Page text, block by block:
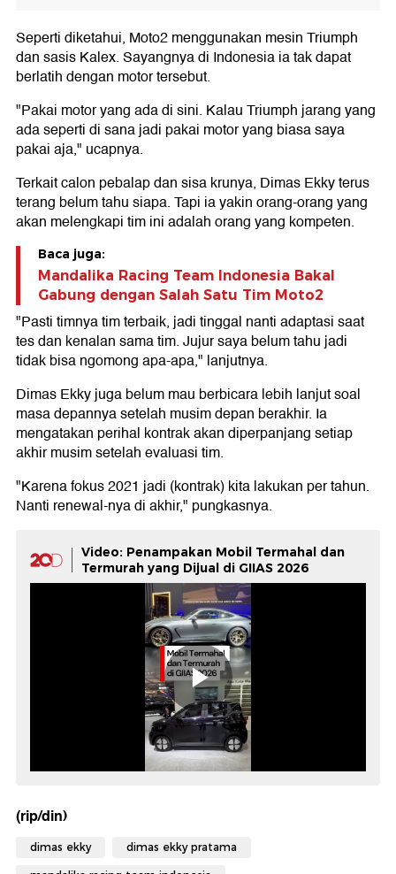
Seperti diketahui, Moto2 menggunakan mesin Triumph
dan sasis Kalex. Sayangnya di Indonesia ia tak dapat
berlatih dengan motor tersebut.
"Pakai motor yang ada di sini. Kalau Triumph jarang yang
ada seperti di sana jadi pakai motor yang biasa saya
pakai aja," ucapnya.
Terkait calon pebalap dan sisa krunya, Dimas Ekky terus
terang belum tahu siapa. Tapi ia yakin orang-orang yang
akan melengkapi tim ini adalah orang yang kompeten.
Baca juga:
Mandalika Racing Team Indonesia Bakal
Gabung dengan Salah Satu Tim Moto2
"Pasti timnya tim terbaik, jadi tinggal nanti adaptasi saat
tes dan kenalan sama tim. Jujur saya belum tahu jadi
tidak bisa ngomong apa-apa," lanjutnya.
Dimas Ekky juga belum mau berbicara lebih lanjut soal
masa depannya setelah musim depan berakhir. Ia
mengatakan perihal kontrak akan diperpanjang setiap
akhir musim setelah evaluasi tim.
"Karena fokus 2021 jadi (kontrak) kita lakukan per tahun.
Nanti renewal-nya di akhir," pungkasnya.
Video: Penampakan Mobil Termahal dan
Termurah yang Dijual di GIIAS 2026
(rip/din)
dimas ekky dimas ekky pratama